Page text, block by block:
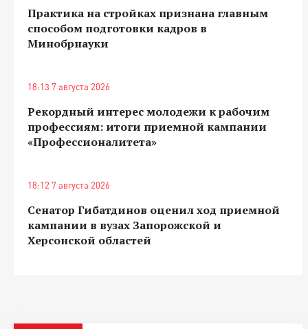
Практика на стройках признана главным
способом подготовки кадров в
Минобрнауки
18:13 7 августа 2026
Рекордный интерес молодежи к рабочим
профессиям: итоги приемной кампании
«Профессионалитета»
18:12 7 августа 2026
Сенатор Гибатдинов оценил ход приемной
кампании в вузах Запорожской и
Херсонской областей